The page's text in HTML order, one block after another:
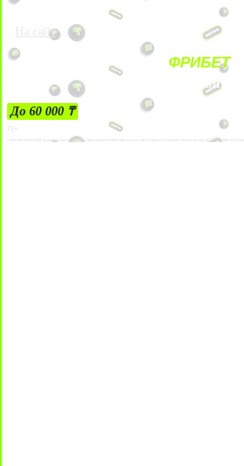
На сайт
ФРИБЕТ
ЗА ДЕПОЗИТЫ
До 60 000 ₸
21+
Лицензии №24514359, выданной комитетом индустрии туризма Министерства культуры и спорта Республики Казахстан срок до 27 сентября 2034 года.